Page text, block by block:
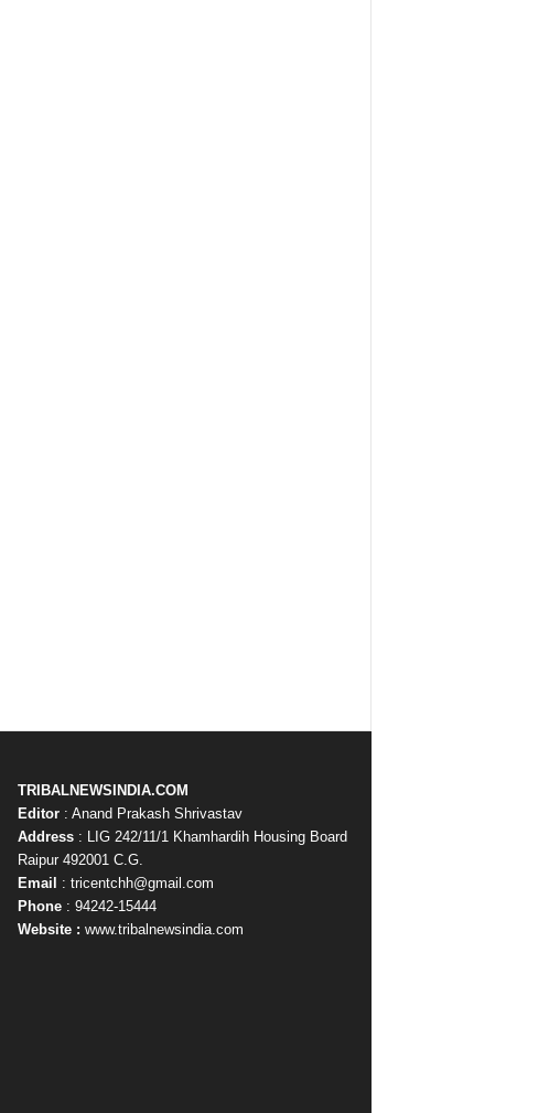
TRIBALNEWSINDIA.COM
Editor: Anand Prakash Shrivastav
Address: LIG 242/11/1 Khamhardih Housing Board
Raipur 492001 C.G.
Email
: tricentchh@gmail.com
Phone: 94242-15444
Website : www.tribalnewsindia.com